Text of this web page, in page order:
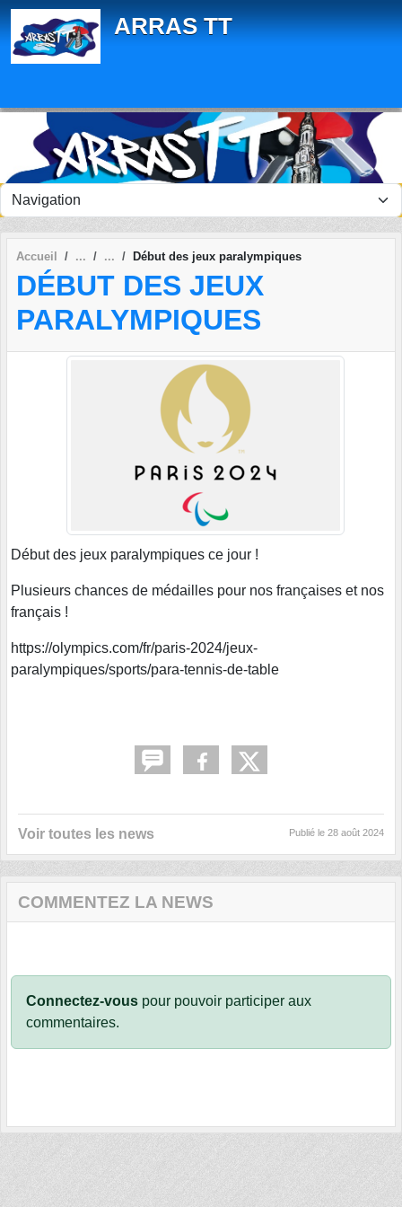
ARRAS TT
Accueil Début des jeux paralympiques
DÉBUT DES JEUX
PARALYMPIQUES
Début des jeux paralympiques ce jour !
Plusieurs chances de médailles pour nos françaises et nos
français !
https://olympics.com/fr/paris-2024/jeux-
paralympiques/sports/para-tennis-de-table
Voir toutes les news Publié le 28 août 2024
COMMENTEZ LA NEWS
Connectez-vous pour pouvoir participer aux
commentaires.
Panneau de gestion des cookies